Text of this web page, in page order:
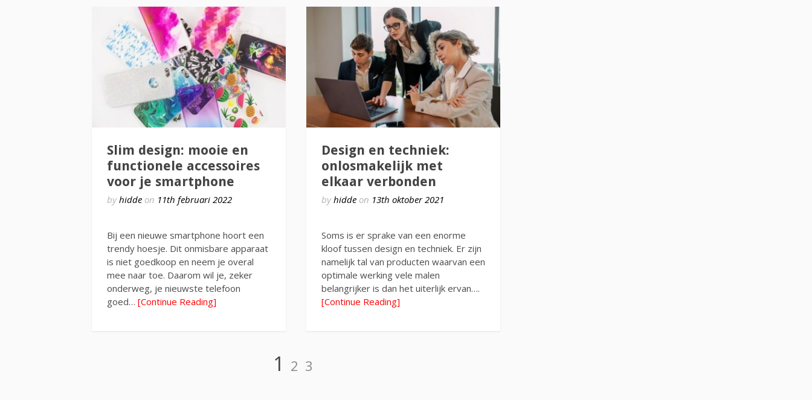
Slim design: mooie en
functionele accessoires
voor je smartphone
byhidde on 11th februari 2022
Bij een nieuwe smartphone hoort een
trendy hoesje. Dit onmisbare apparaat
is niet goedkoop en neem je overal
mee naar toe. Daarom wil je, zeker
onderweg, je nieuwste telefoon
goed… [Continue Reading]
Design en techniek:
onlosmakelijk met
elkaar verbonden
byhiddeon 13th oktober 2021
Soms is er sprake van een enorme
kloof tussen design en techniek. Er zijn
namelijk tal van producten waarvan een
optimale werking vele malen
belangrijker is dan het uiterlijk ervan….
[Continue Reading]
Page
1 Page
2 Page
3